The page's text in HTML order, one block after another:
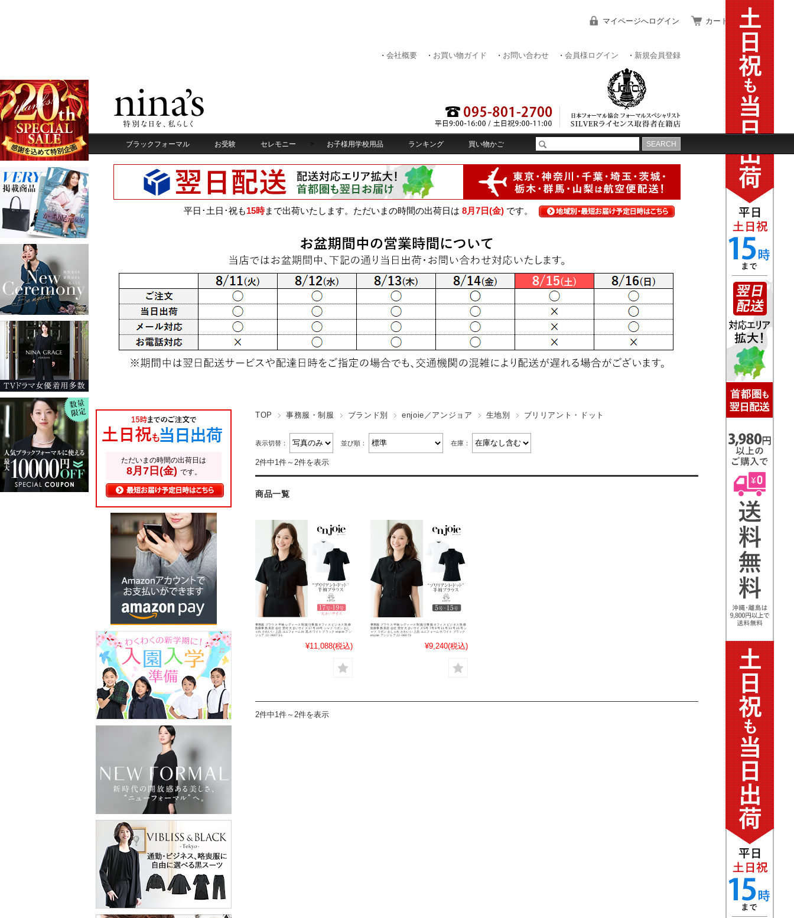
マイページへログイン カートをみる
TOP 事務服・制服 ブランド別 enjoie／アンジョア 生地別 ブリリアント・ドット
表示切替： 並び順： 在庫：
2件中1件～2件を表示
商品一覧
事務服 ブラウス 半袖 レディース 制服 仕事服 オフィス ビジネス 医療
医療事務 美容 会社 受付 大きいサイズ 17号 19号 シャツ リボン おし
ゃれ かわいい 上品 ユニフォーム 白 黒 ホワイト ブラック enjoie アン
ジョア JJ-06073-L
¥11,088(税込)
事務服 ブラウス 半袖 レディース 制服 仕事服 オフィス ビジネス 医療
医療事務 美容 会社 受付 大きいサイズ 5号 7号 9号 11号 13号 15号 シ
ャツ リボン おしゃれ かわいい 上品 ユニフォーム ホワイト ブラック
enjoie アンジョア JJ-06073
¥9,240(税込)
2件中1件～2件を表示